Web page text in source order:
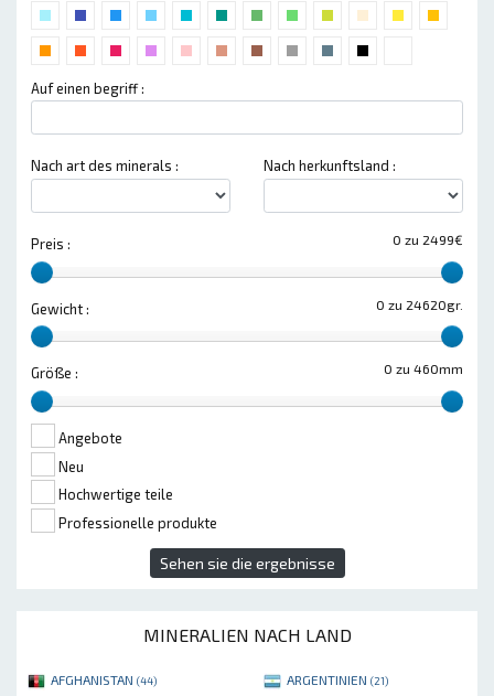
Auf einen begriff :
Nach art des minerals : Nach herkunftsland :
0 zu 2499€
Preis :
0 zu 24620gr.
Gewicht :
0 zu 460mm
Größe :
Angebote
Neu
Hochwertige teile
Professionelle produkte
Sehen sie die ergebnisse
MINERALIEN NACH LAND
AFGHANISTAN (44) ARGENTINIEN (21)